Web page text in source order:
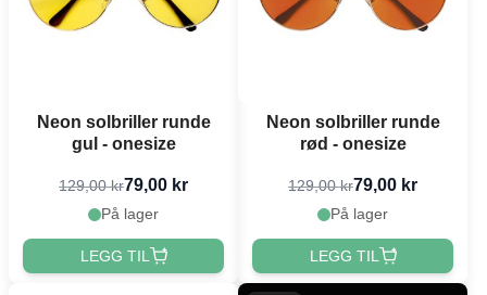
Neon solbriller runde
gul - onesize
129,00 kr79,00 kr
På lager
LEGG TIL
Neon solbriller runde
rød - onesize
129,00 kr79,00 kr
På lager
LEGG TIL